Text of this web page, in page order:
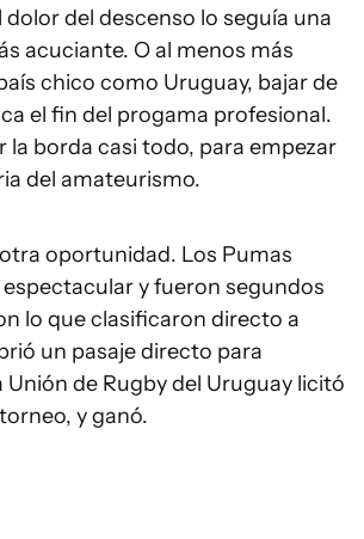
dolor del descenso lo seguía una
acuciante. O al menos más
chico como Uruguay, bajar de
el fin del progama profesional.
la borda casi todo, para empezar
del amateurismo.
oportunidad. Los Pumas
y fueron segundos
lo que clasificaron directo a
un pasaje directo para
Unión de Rugby del Uruguay licitó
y ganó.